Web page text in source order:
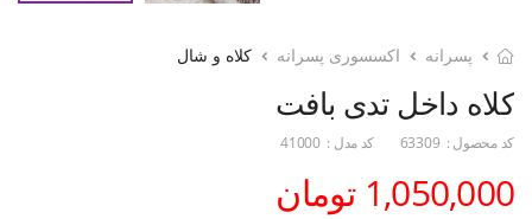
پسرانه اکسسوری پسرانه کلاه و شال
کلاه داخل تدی بافت
کد محصول : 63309 کد مدل : 41000
1,050,000 تومان